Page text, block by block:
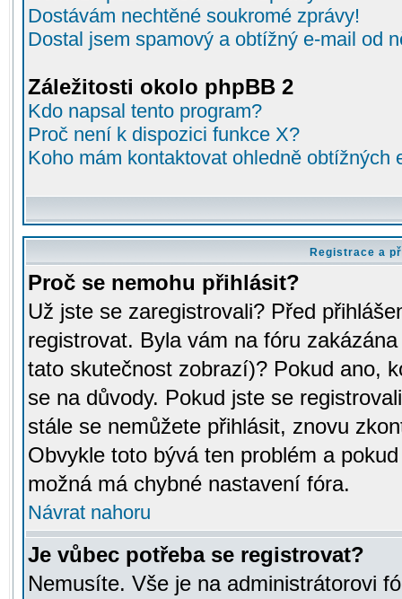
Dostávám nechtěné soukromé zprávy!
Dostal jsem spamový a obtížný e-mail od
Záležitosti okolo phpBB 2
Kdo napsal tento program?
Proč není k dispozici funkce X?
Koho mám kontaktovat ohledně
Registrace a
Proč se nemohu přihlásit?
Už jste se zaregistrovali? Před
registrovat. Byla vám na fóru
tato skutečnost zobrazí)? Pokud ano,
se na důvody. Pokud jste se
stále se nemůžete přihlásit, znovu
Obvykle toto bývá ten problém a
možná má chybné nastavení fóra.
Návrat nahoru
Je vůbec potřeba se registrovat?
Nemusíte. Vše je na administrátorovi